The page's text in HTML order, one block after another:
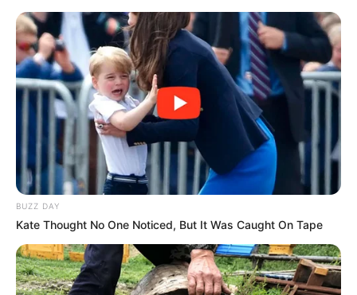
BUZZ DAY
Kate Thought No One Noticed, But It Was Caught On Tape